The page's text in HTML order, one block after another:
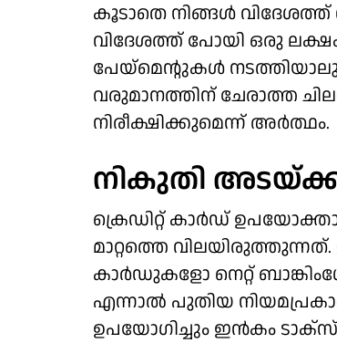
കൂടാതെ നിങ്ങള്‍ വിദേശത്ത്
വിദേശത്ത് പോയി ഒരു
പേയ്‌മെന്റുകള്‍
വരുമാനത്തിന് ചേരാത്ത
നിരീക്ഷിക്കുമെന്ന് അര്‍ത്ഥം.
നികുതി
ക്രെഡിറ്റ് കാര്‍ഡ്
മാറ്റത്തെ
കാര്‍ഡുകളോ നെറ്റ്
എന്നാല്‍ പുതിയ
ഉപയോഗിച്ചും ഇന്‍കം